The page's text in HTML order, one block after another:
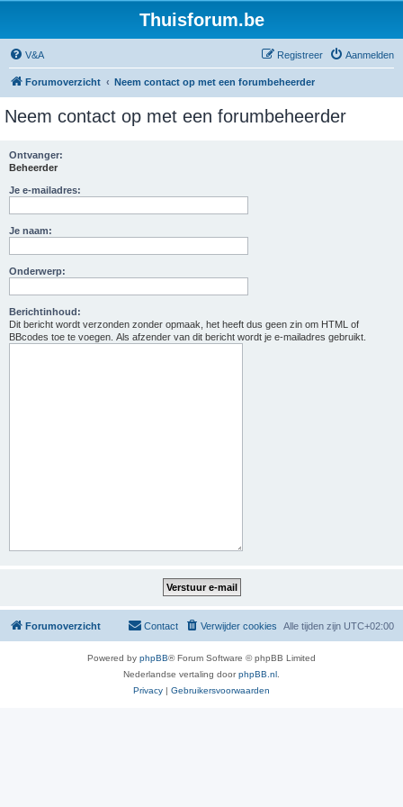
Thuisforum.be
V&A Aanmelden
Registreer
Forumoverzicht Neem contact op met een forumbeheerder
Neem contact op met een forumbeheerder
Ontvanger:
Beheerder
Je e-mailadres:
Je naam:
Onderwerp:
Berichtinhoud:
Dit bericht wordt verzonden zonder opmaak, het heeft dus geen zin om HTML of
BBcodes toe te voegen. Als afzender van dit bericht wordt je e-mailadres gebruikt.
Forumoverzicht Alle tijden zijn UTC+02:00
Verwijder cookies
Contact
Powered by phpBB® Forum Software © phpBB Limited
Nederlandse vertaling doorphpBB.nl
Privacy | Gebruikersvoorwaarden